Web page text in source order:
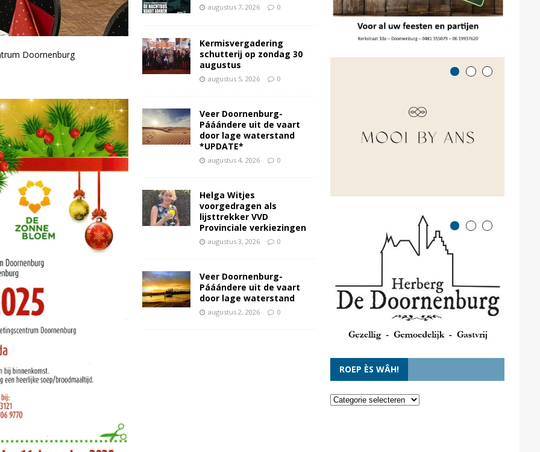
Doornenburg
augustus 7, 2026 0
Kermisvergadering
schutterij op zondag 30
augustus
augustus 5, 2026 0
Veer Doornenburg-
Pááándere uit de vaart
door lage waterstand
*UPDATE*
augustus 4, 2026 0
Helga Witjes
voorgedragen als
lijsttrekker VVD
Provinciale verkiezingen
augustus 3, 2026 0
Veer Doornenburg-
Pááándere uit de vaart
door lage waterstand
augustus 2, 2026 0
ROEP ÈS WÂH!